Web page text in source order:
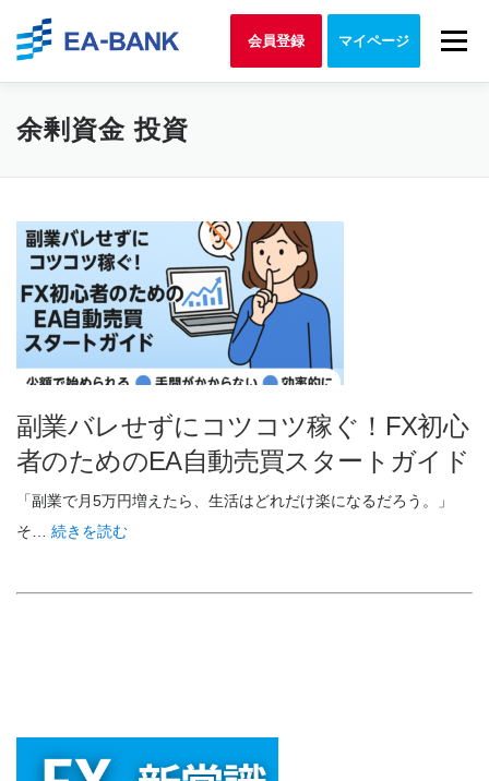
Menu
会員登録 マイページ
余剰資金 投資
副業バレせずにコツコツ稼ぐ！FX初心
者のためのEA自動売買スタートガイド
「副業で月5万円増えたら、生活はどれだけ楽になるだろう。」
そ… 続きを読む